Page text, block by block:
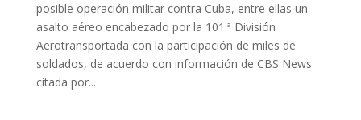
posible operación militar contra Cuba, entre ellas un
asalto aéreo encabezado por la 101.ª División
Aerotransportada con la participación de miles de
soldados, de acuerdo con información de CBS News
citada por...